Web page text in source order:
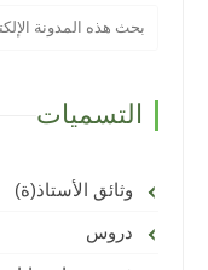
التسميات
وثائق الأستاذ(ة)
دروس